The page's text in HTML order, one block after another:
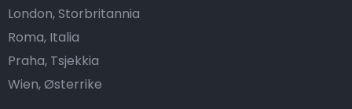
London, Storbritannia
Roma, Italia
Praha, Tsjekkia
Wien, Østerrike